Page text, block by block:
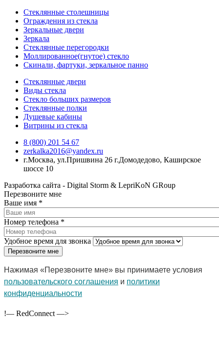
Стеклянные столешницы
Ограждения из стекла
Зеркальные двери
Зеркала
Стеклянные перегородки
Моллированное(гнутое) стекло
Скинали, фартуки, зеркальное панно
Стеклянные двери
Виды стекла
Стекло больших размеров
Стеклянные полки
Душевые кабины
Витрины из стекла
8 (800) 201 54 67
zerkalka2016@yandex.ru
г.Москва, ул.Пришвина 26 г.Домодедово, Каширское
шоссе 10
Разработка сайта - Digital Storm & LepriKoN GRoup
Перезвоните мне
Ваше имя *
Номер телефона *
Удобное время для звонка
Нажимая «Перезвоните мне» вы принимаете условия
пользовательского соглашения и политики
конфиденциальности
!— RedConnect —>